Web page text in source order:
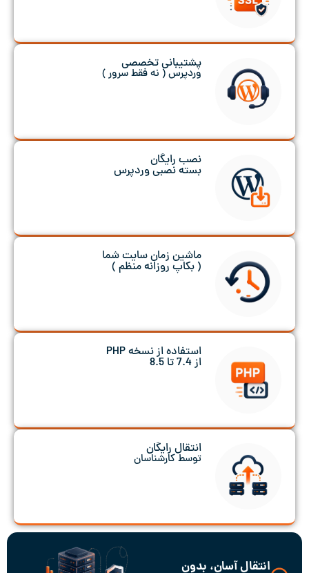
پشتیبانی تخصصی
وردپرس ( نه فقط سرور )
نصب رایگان
بسته نصبی وردپرس
ماشین زمان سایت شما
( بکاپ روزانه منظم )
استفاده از نسخه PHP
از 7.4 تا 8.5
انتقال رایگان
توسط کارشناسان
انتقال آسان، بدون